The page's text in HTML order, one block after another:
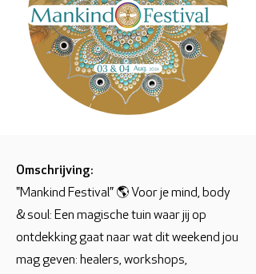
Omschrijving:
"Mankind Festival” 🌎 Voor je mind, body
& soul: Een magische tuin waar jij op
ontdekking gaat naar wat dit weekend jou
mag geven: healers, workshops,